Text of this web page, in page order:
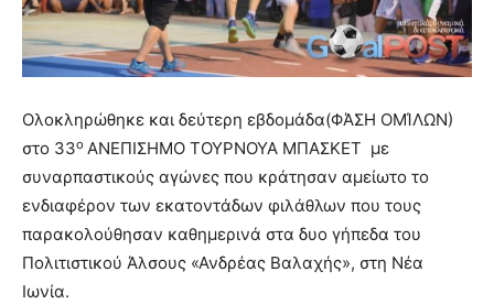
Ολοκληρώθηκε και δεύτερη εβδομάδα(ΦΆΣΗ ΟΜΊΛΩΝ)
στο 33ο ΑΝΕΠΙΣΗΜΟ ΤΟΥΡΝΟΥΑ ΜΠΑΣΚΕΤ με
συναρπαστικούς αγώνες που κράτησαν αμείωτο το
ενδιαφέρον των εκατοντάδων φιλάθλων που τους
παρακολούθησαν καθημερινά στα δυο γήπεδα του
Πολιτιστικού Άλσους «Ανδρέας Βαλαχής», στη Νέα
Ιωνία.